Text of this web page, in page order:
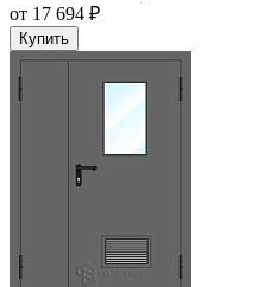
от 17 694 ₽
Купить